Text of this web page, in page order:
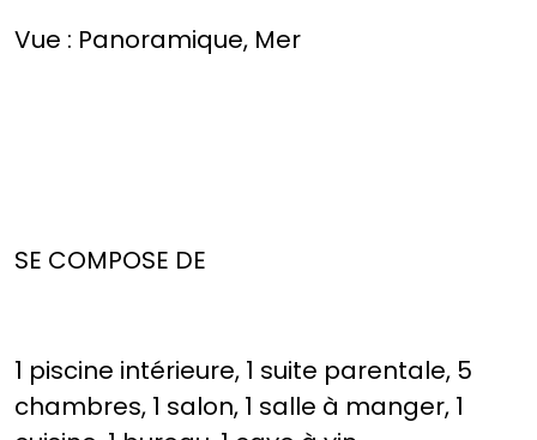
Vue : Panoramique, Mer
SE COMPOSE DE
1 piscine intérieure, 1 suite parentale, 5
chambres, 1 salon, 1 salle à manger, 1